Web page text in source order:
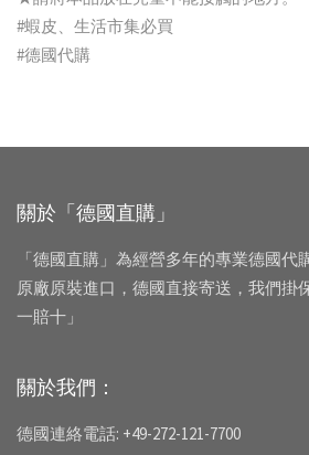
#蝦皮、生活市集必買
#德國代購
關於「德國直購」
「德國直購」為經營多年的專業德國代
原廠原裝進口，德國直接寄送，我們掛
一賠十」
關於我們：
德國連絡電話: +49-272-121-7700